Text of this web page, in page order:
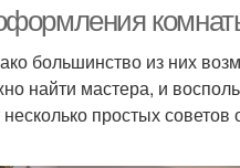
большинство из них
найти мастера, и
простых